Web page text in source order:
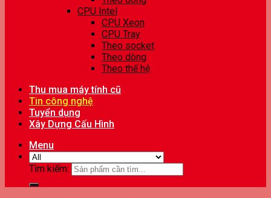
CPU Intel
CPU Xeon
CPU Tray
Theo socket
Theo dòng
Theo thế hệ
Thu mua máy tính cũ
Tin công nghệ
Tuyển dụng
Xây Dựng Cấu Hình
Menu
Tìm kiếm: